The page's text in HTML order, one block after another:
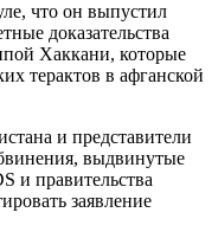
что он выпустил
доказательства
Хаккани, которые
терактов в афганской
и представители
выдвинутые
и правительства
заявление